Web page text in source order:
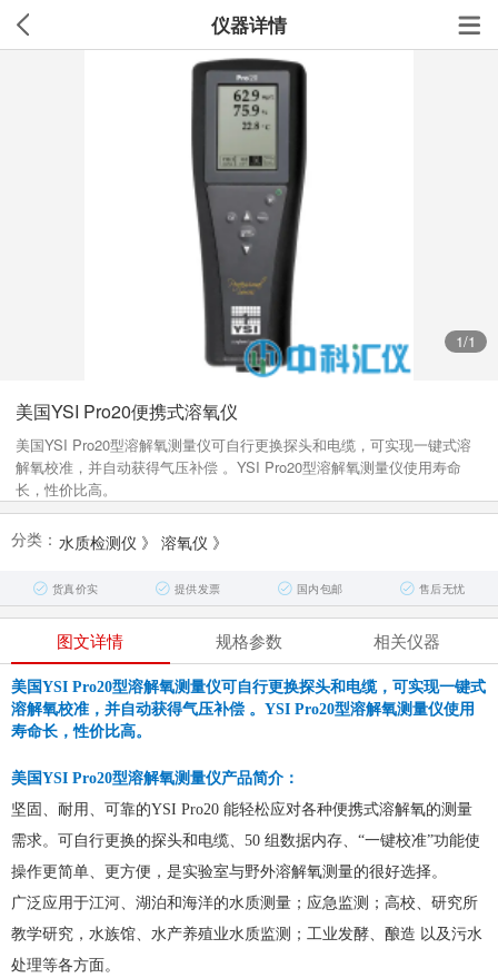
仪器详情
1/1
美国YSI Pro20便携式溶氧仪
美国YSI Pro20型溶解氧测量仪可自行更换探头和电缆，可实现一键式溶
解氧校准，并自动获得气压补偿 。YSI Pro20型溶解氧测量仪使用寿命
长，性价比高。
分类： 水质检测仪 》 溶氧仪 》
货真价实 提供发票 国内包邮 售后无忧
图文详情 规格参数 相关仪器
美国YSI Pro20型溶解氧测量仪可自行更换探头和电缆，可实现一键式
溶解氧校准，并自动获得气压补偿 。YSI Pro20型溶解氧测量仪使用
寿命长，性价比高。
美国YSI Pro20型溶解氧测量仪产品简介：
坚固、耐用、可靠的YSI Pro20 能轻松应对各种便携式溶解氧的测量
需求。可自行更换的探头和电缆、50 组数据内存、“一键校准”功能使
操作更简单、更方便，是实验室与野外溶解氧测量的很好选择。
广泛应用于江河、湖泊和海洋的水质测量；应急监测；高校、研究所
教学研究，水族馆、水产养殖业水质监测；工业发酵、酿造 以及污水
处理等各方面。